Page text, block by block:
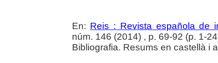
En: Reis : Revista española de
núm. 146 (2014) , p. 69-92 (p. 1-
Bibliografia. Resums en castellà i